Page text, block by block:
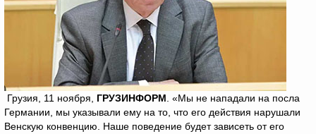
Грузия, 11 ноября, ГРУЗИНФОРМ . «Мы не нападали на посла
Германии, мы указывали ему на то, что его действия нарушали
Венскую конвенцию. Наше поведение будет зависеть от его